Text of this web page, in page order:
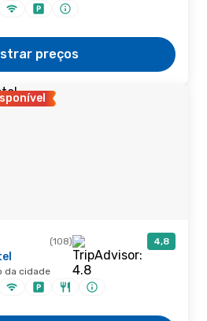
preços
(108) 4,8
da cidade